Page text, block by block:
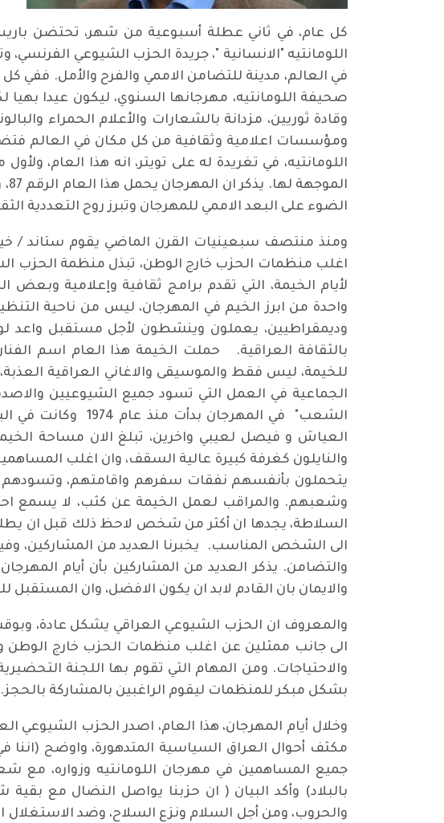
كل عام، في ثاني عطلة أسبوعية من شهر، تحتضن
اللومانتيه "الانسانية "، جريدة الحزب الشيوعي
صحيفة اللومانتيه، مهرجانها السنوي، ليكون عيدا
وقادة ثوريين، مزدانة بالشعارات والأعلام الحمراء
ومؤسسات اعلامية وثقافية من كل مكان في العالم فتضج
اللومانتيه، في تغريدة له على تويتر، انه هذا العام،
الضوء على البعد الاممي للمهرجان وتبرز روح التعددية
ومنذ منتصف سبعينيات القرن الماضي يقوم ستاند /
اغلب منظمات الحزب خارج الوطن، تبذل منظمة الحزب
لأيام الخيمة، التي تقدم برامج ثقافية وإعلامية
واحدة من ابرز الخيم في المهرجان، ليس من ناحية
وديمقراطيين، يعملون وينشطون لأجل مستقبل
بالثقافة العراقية. حملت الخيمة هذا العام اسم
للخيمة، ليس فقط والموسيقى والاغاني العراقية
الجماعية في العمل التي تسود جميع الشيوعيين
الشعب" في
العياش و فيصل لعيبي واخرين، تبلغ الان مساحة
والنايلون كغرفة كبيرة عالية السقف، وان اغلب
يتحملون بأنفسهم نفقات سفرهم واقامتهم، وتسودهم
وشعبهم. والمراقب لعمل الخيمة عن كثب، لا يسمع احدا
السلاطة، يجدها ان أكثر من شخص لاحظ ذلك قبل ان
الى الشخص المناسب. يخبرنا العديد من المشاركين،
والتضامن. يذكر العديد من المشاركين بأن أيام
والايمان بان القادم لابد ان يكون الافضل، وان
والمعروف ان الحزب الشيوعي العراقي يشكل عادة،
الى جانب ممثلين عن اغلب منظمات الحزب خارج الوطن
والاحتياجات. ومن المهام التي تقوم بها اللجنة
بشكل مبكر للمنظمات ليقوم الراغبين بالمشاركة بالحجز.
وخلال أيام المهرجان، هذا العام، اصدر الحزب الشيوعي
مكثف أحوال العراق السياسية المتدهورة، واوضح
جميع المساهمين في مهرجان اللومانتيه وزواره، مع
بالبلاد) وأكد البيان ( ان حزبنا يواصل النضال مع بقية
والحروب، ومن أجل السلام ونزع السلاح، وضد الاستغلال